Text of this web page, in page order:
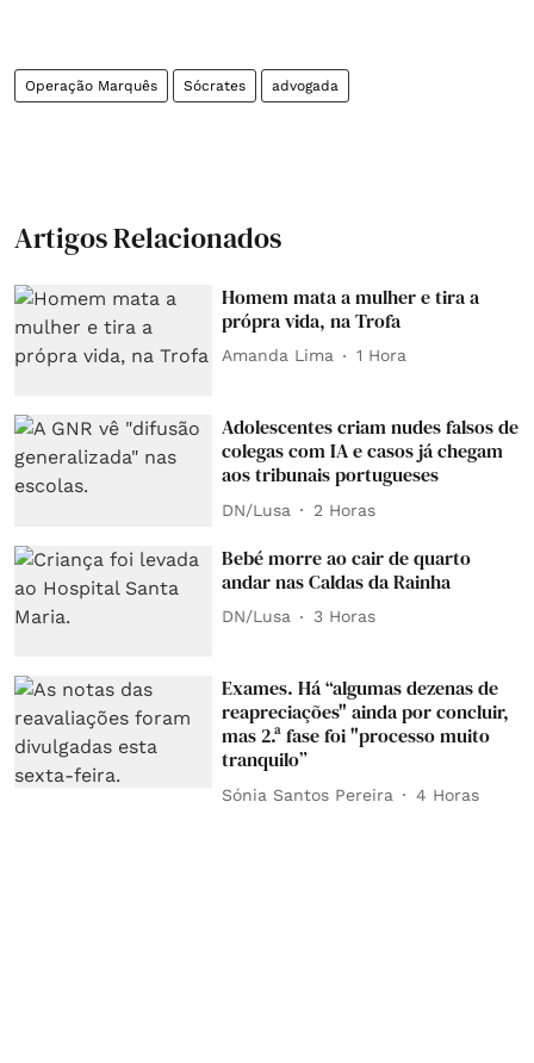
Operação Marquês Sócrates advogada
Artigos Relacionados
Homem mata a mulher e tira a
própra vida, na Trofa
Amanda Lima 1 Hora
Adolescentes criam nudes falsos de
colegas com IA e casos já chegam
aos tribunais portugueses
DN/Lusa 2 Horas
Bebé morre ao cair de quarto
andar nas Caldas da Rainha
DN/Lusa 3 Horas
Exames. Há “algumas dezenas de
reapreciações" ainda por concluir,
mas 2.ª fase foi "processo muito
tranquilo”
Sónia Santos Pereira 4 Horas